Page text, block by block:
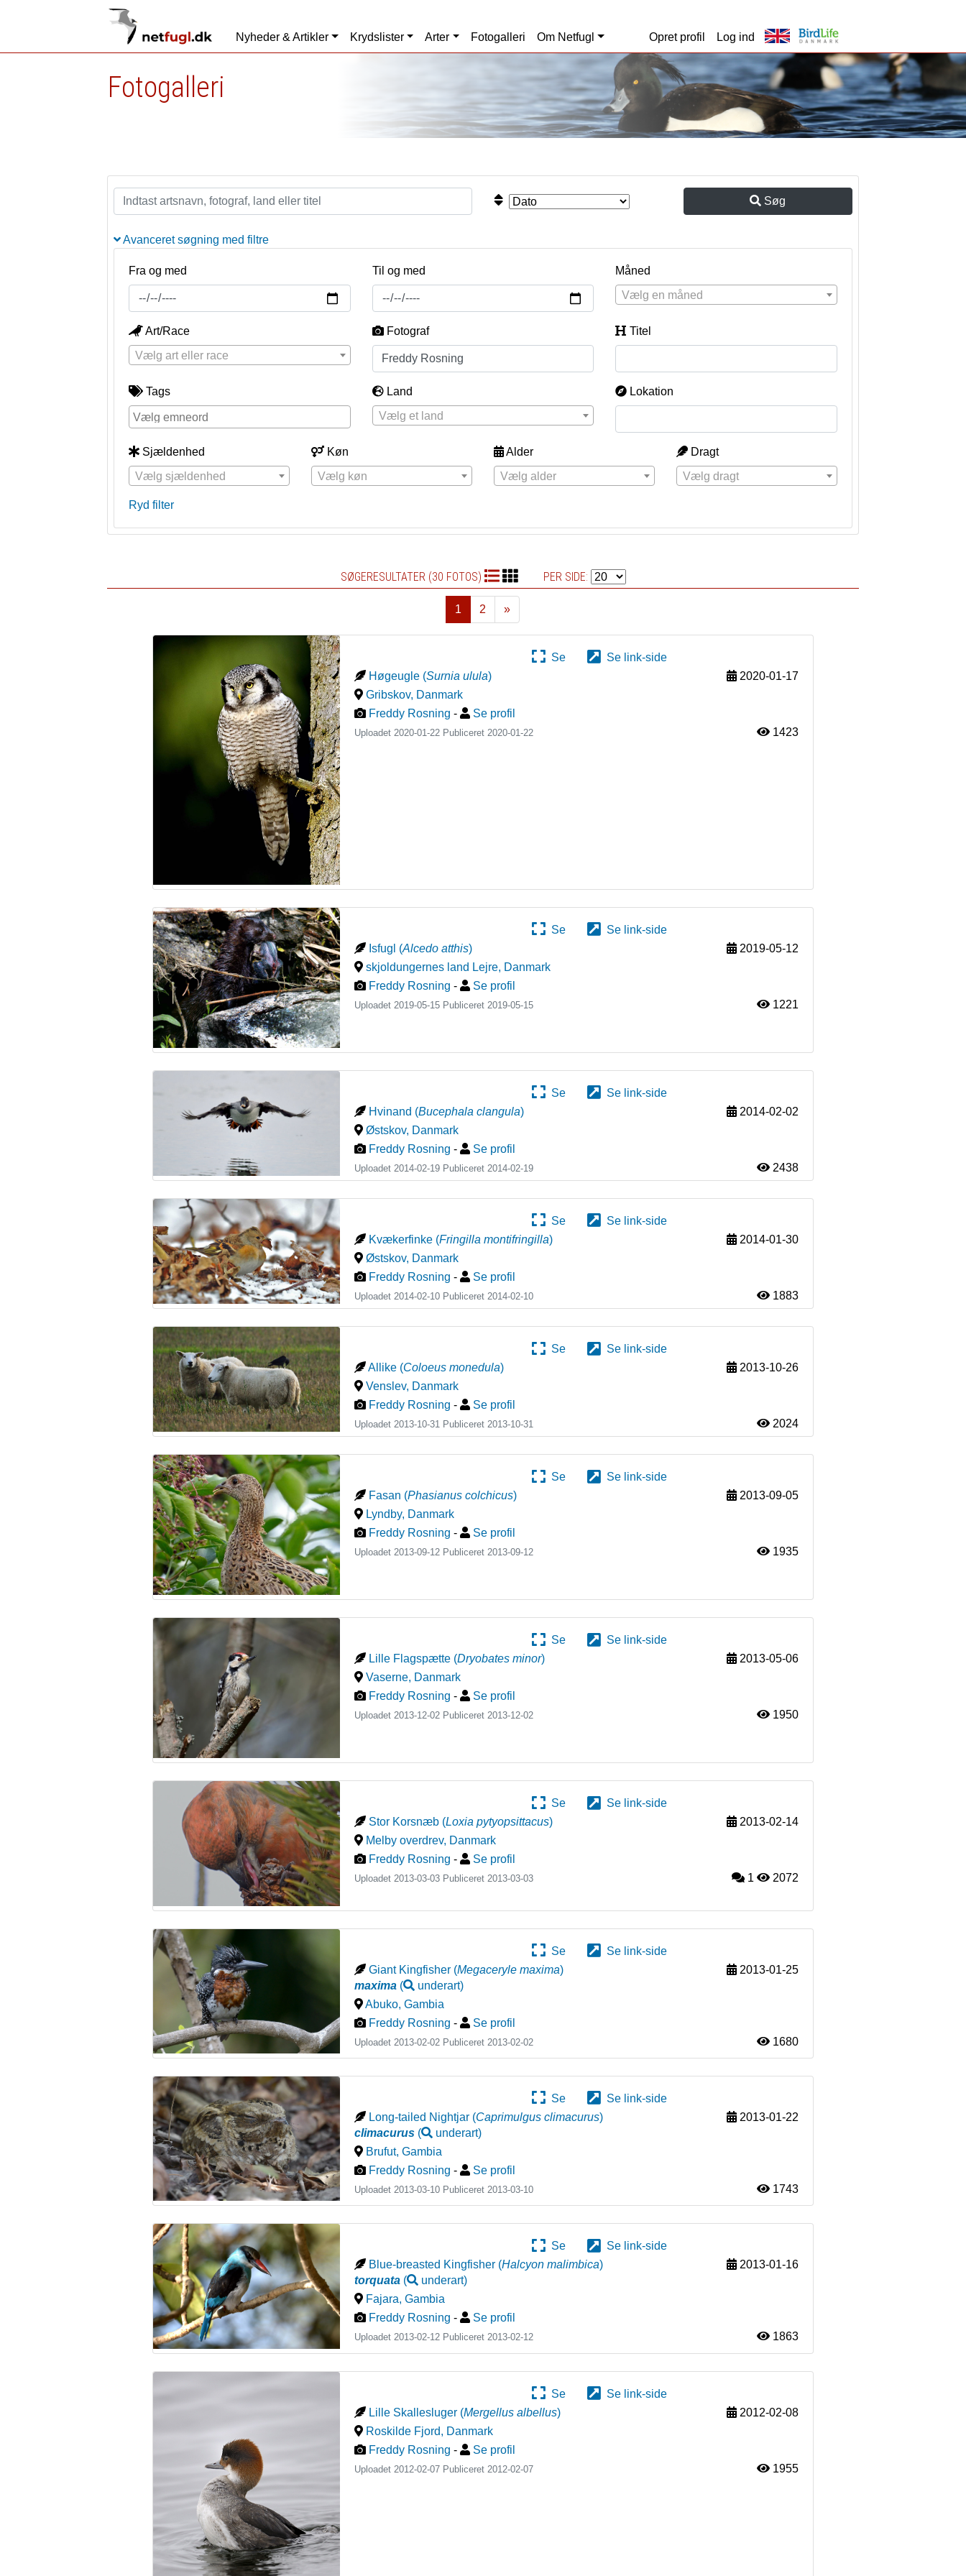
Nyheder & Artikler Krydslister Arter Fotogalleri Om Netfugl Opret profil Log ind
Fotogalleri
Søg
Avanceret søgning med filtre
Fra og med Til og med
Måned
Vælg en måned
Art/Race
Vælg art eller race
Fotograf Titel
Tags
Land
Vælg et land
Lokation
Sjældenhed
Vælg sjældenhed
Køn
Vælg køn
Alder
Vælg alder
Dragt
Vælg dragt
Ryd filter
SØGERESULTATER (30 FOTOS) PER SIDE:
1 2
»
Næste
Se
Se link-side
Høgeugle (Surnia ulula)
2020-01-17
Gribskov, Danmark
Freddy Rosning - Se profil
Uploadet 2020-01-22 Publiceret2020-01-22 1423
Se
Se link-side
Isfugl (Alcedo atthis)
2019-05-12
skjoldungernes land Lejre, Danmark
Freddy Rosning - Se profil
Uploadet 2019-05-15 Publiceret 2019-05-15 1221
Se
Se link-side
Hvinand (Bucephala clangula)
2014-02-02
Østskov, Danmark
Freddy Rosning - Se profil
Uploadet 2014-02-19 Publiceret 2014-02-19 2438
Se
Se link-side
Kvækerfinke (Fringilla montifringilla)
2014-01-30
Østskov, Danmark
Freddy Rosning - Se profil
Uploadet 2014-02-10 Publiceret 2014-02-10 1883
Se
Se link-side
Allike (Coloeus monedula)
2013-10-26
Venslev, Danmark
Freddy Rosning - Se profil
Uploadet 2013-10-31 Publiceret2013-10-31 2024
Se
Se link-side
Fasan (Phasianus colchicus)
2013-09-05
Lyndby, Danmark
Freddy Rosning - Se profil
Uploadet 2013-09-12 Publiceret2013-09-12 1935
Se
Se link-side
Lille Flagspætte (Dryobates minor)
2013-05-06
Vaserne, Danmark
Freddy Rosning - Se profil
Uploadet 2013-12-02 Publiceret2013-12-02 1950
Se
Se link-side
Stor Korsnæb (Loxia pytyopsittacus)
2013-02-14
Melby overdrev, Danmark
Freddy Rosning - Se profil
Uploadet 2013-03-03 Publiceret2013-03-03 1 2072
Se
Se link-side
Giant Kingfisher (Megaceryle maxima)
maxima ( underart)
2013-01-25
Abuko,Gambia
Freddy Rosning - Se profil
Uploadet 2013-02-02 Publiceret 2013-02-02 1680
Se
Se link-side
Long-tailed Nightjar (Caprimulgus climacurus)
climacurus ( underart)
2013-01-22
Brufut,Gambia
Freddy Rosning - Se profil
Uploadet 2013-03-10 Publiceret2013-03-10 1743
Se
Se link-side
Blue-breasted Kingfisher (Halcyon malimbica)
torquata ( underart)
2013-01-16
Fajara,Gambia
Freddy Rosning - Se profil
Uploadet 2013-02-12 Publiceret2013-02-12 1863
Se
Se link-side
Lille Skallesluger (Mergellus albellus)
2012-02-08
Roskilde Fjord, Danmark
Freddy Rosning - Se profil
Uploadet 2012-02-07 Publiceret 2012-02-07 1955